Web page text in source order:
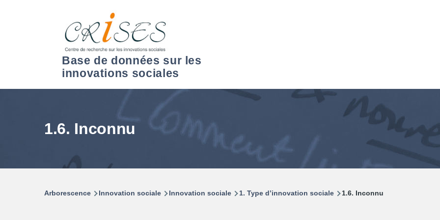
Base de données sur les
innovations sociales
1.6. Inconnu
Arborescence Innovation sociale Innovation sociale 1. Type d’innovation sociale 1.6. Inconnu